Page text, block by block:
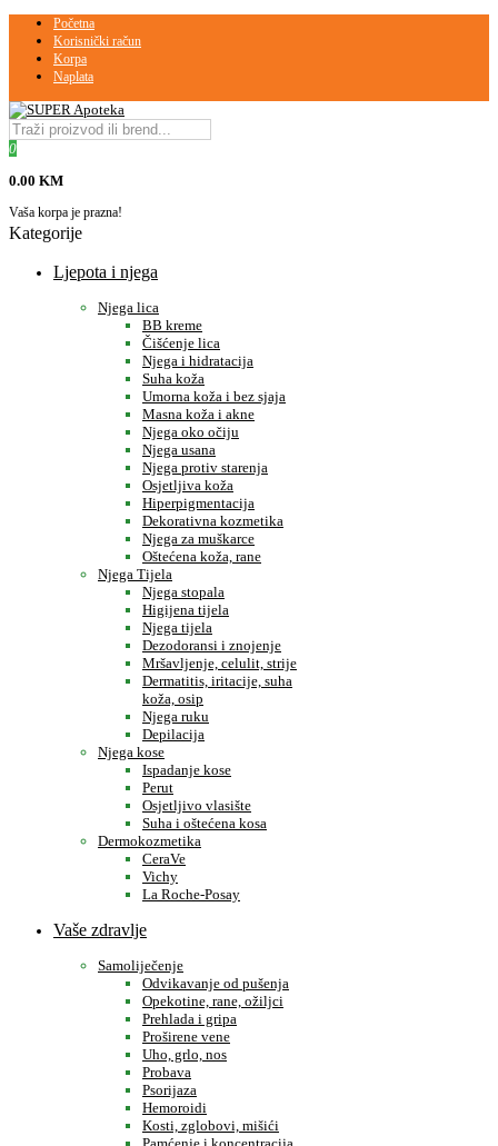
Početna
Korisnički račun
Korpa
Naplata
0
0.00 KM
Vaša korpa je prazna!
Kategorije
Ljepota i njega
Njega lica
BB kreme
Čišćenje lica
Njega i hidratacija
Suha koža
Umorna koža i bez sjaja
Masna koža i akne
Njega oko očiju
Njega usana
Njega protiv starenja
Osjetljiva koža
Hiperpigmentacija
Dekorativna kozmetika
Njega za muškarce
Oštećena koža, rane
Njega Tijela
Njega stopala
Higijena tijela
Njega tijela
Dezodoransi i znojenje
Mršavljenje, celulit, strije
Dermatitis, iritacije, suha
koža, osip
Njega ruku
Depilacija
Njega kose
Ispadanje kose
Perut
Osjetljivo vlasište
Suha i oštećena kosa
Dermokozmetika
CeraVe
Vichy
La Roche-Posay
Vaše zdravlje
Samoliječenje
Odvikavanje od pušenja
Opekotine, rane, ožiljci
Prehlada i gripa
Proširene vene
Uho, grlo, nos
Probava
Psorijaza
Hemoroidi
Kosti, zglobovi, mišići